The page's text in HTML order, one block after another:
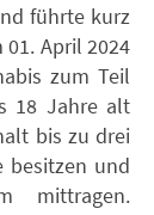
führte kurz
April 2024
zum Teil
18 Jahre alt
bis zu drei
besitzen und
mittragen.